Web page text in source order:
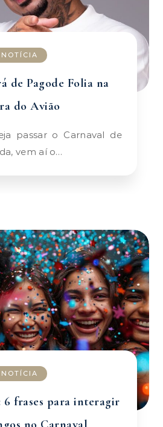
NOTÍCIA
de Pagode Folia na
do Avião
vem aí o…
NOTÍCIA
frases para interagir